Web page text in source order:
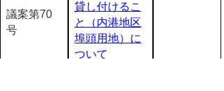
議案第70
号
貸し付けるこ
と（内港地区
埠頭用地）に
ついて